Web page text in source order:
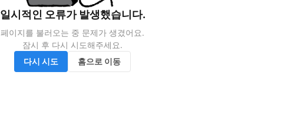
일시적인 오류가 발생했습니다.
페이지를 불러오는 중 문제가 생겼어요.
잠시 후 다시 시도해주세요.
다시 시도
홈으로 이동